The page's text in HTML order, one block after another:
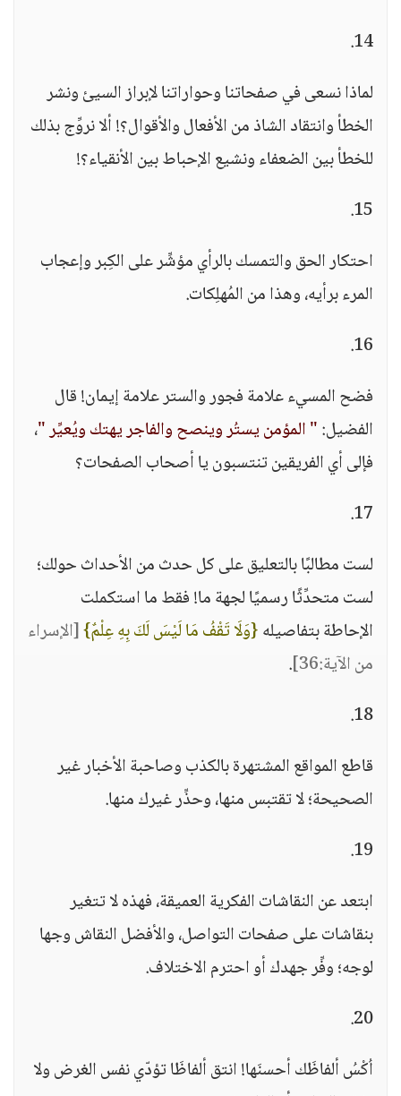
14.
لماذا نسعى في صفحاتنا وحواراتنا لإبراز السيئ ونشر
الخطأ وانتقاد الشاذ من الأفعال والأقوال؟! ألا نروِّج بذلك
للخطأ بين الضعفاء ونشيع الإحباط بين الأنقياء؟!
15.
احتكار الحق والتمسك بالرأي مؤشِّر على الكِبر وإعجاب
المرء برأيه، وهذا من المُهلِكات.
16.
فضح المسيء علامة فجور والستر علامة إيمان! قال
الفضيل:" المؤمن يستُر وينصح والفاجر يهتك ويُعيِّر "،
فإلى أي الفريقين تنتسبون يا أصحاب الصفحات؟
17.
لست مطالبًا بالتعليق على كل حدث من الأحداث حولك؛
لست متحدِّثًا رسميًا لجهة ما! فقط ما استكملت
الإحاطة بتفاصيله{وَلَا تَقْفُ مَا لَيْسَ لَكَ بِهِ عِلْمٌ}[الإسراء
من الآية:36]
.
18.
قاطع المواقع المشتهرة بالكذب وصاحبة الأخبار غير
الصحيحة؛ لا تقتبس منها، وحذِّر غيرك منها.
19.
ابتعد عن النقاشات الفكرية العميقة، فهذه لا تتغير
بنقاشات على صفحات التواصل، والأفضل النقاش وجها
لوجه؛ وفِّر جهدك أو احترم الاختلاف.
20.
اُكْسُ ألفاظَك أحسنَها! انتق ألفاظَا تؤدّي نفس الغرض ولا